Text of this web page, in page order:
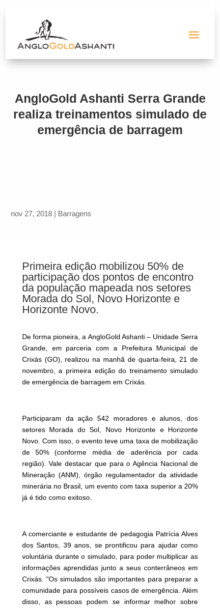
AngloGold Ashanti Serra Grande
realiza treinamentos simulado de
emergência de barragem
nov 27, 2018 | Barragens
Primeira edição mobilizou 50% de
participação dos pontos de encontro
da população mapeada nos setores
Morada do Sol, Novo Horizonte e
Horizonte Novo.
De forma pioneira, a AngloGold Ashanti – Unidade Serra
Grande, em parceria com a Prefeitura Municipal de
Crixás (GO), realizou na manhã de quarta-feira, 21 de
novembro, a primeira edição do treinamento simulado
de emergência de barragem em Crixás.
Participaram da ação 542 moradores e alunos, dos
setores Morada do Sol, Novo Horizonte e Horizonte
Novo. Com isso, o evento teve uma taxa de mobilização
de 50% (conforme média de aderência por cada
região). Vale destacar que para o Agência Nacional de
Mineração (ANM), órgão regulamentador da atividade
minerária no Brasil, um evento com taxa superior a 20%
já é tido como exitoso.
A comerciante e estudante de pedagogia Patrícia Alves
dos Santos, 39 anos, se prontificou para ajudar como
voluntária durante o simulado, para poder multiplicar as
informações aprendidas junto a seus conterrâneos em
Crixás. "Os simulados são importantes para preparar a
comunidade para possíveis casos de emergência. Além
disso, as pessoas podem se informar melhor sobre